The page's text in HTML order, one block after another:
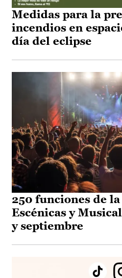
Medidas para la
incendios en
día del eclipse
250 funciones de
Escénicas y
y septiembre